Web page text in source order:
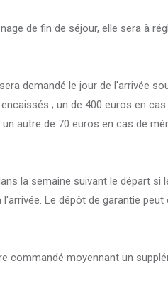
de fin de séjour, elle sera à
demandé le jour de l'arrivée
; un de 400 euros en cas
autre de 70 euros en cas de
la semaine suivant le départ si
Le dépôt de garantie peut
commandé moyennant un